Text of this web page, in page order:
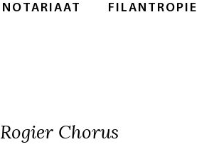
NOTARIAAT FILANTROPIE
Rogier Chorus